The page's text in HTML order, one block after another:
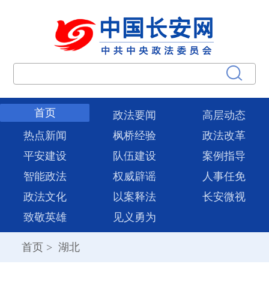
首页 政法要闻
高层动态
热点新闻
枫桥经验
政法改革
平安建设
队伍建设
案例指导
智能政法
权威辟谣
人事任免
政法文化
以案释法
长安微视
致敬英雄
见义勇为
首页 > 湖北